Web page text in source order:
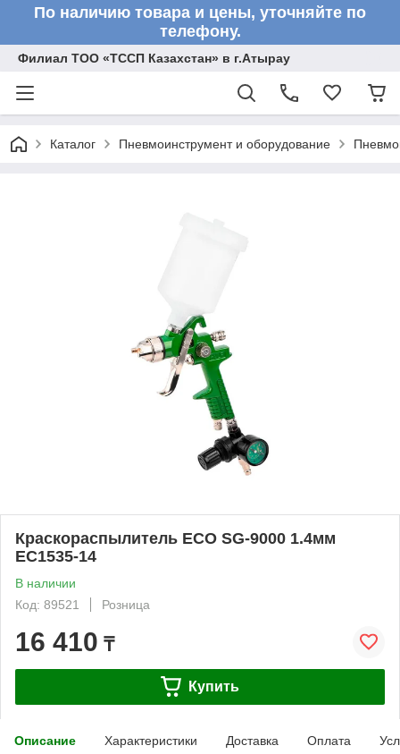
По наличию товара и цены, уточняйте по
телефону.
Филиал ТОО «ТССП Казахстан» в г.Атырау
Каталог Пневмоинструмент и оборудование
Краскораспылитель ECO SG-9000 1.4мм
EC1535-14
В наличии
Код: 89521
Розница
16 410 ₸
Купить
Описание Характеристики Доставка Оплата